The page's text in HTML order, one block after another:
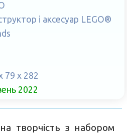
і аксесуар LEGO®
79 x 282
2022
творчість з набором